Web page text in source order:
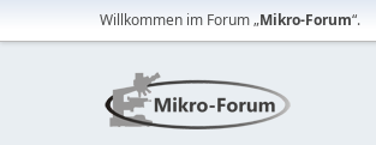
Willkommen im Forum „Mikro-Forum“.